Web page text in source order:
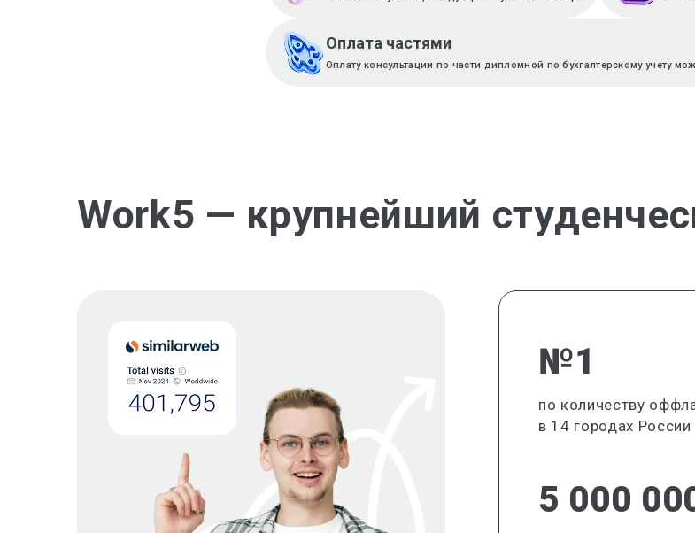
Оплата частями
Оплату консультации по части дипломной по бухгалтерскому учету
Work5 — крупнейший
№1
по количеству
в 14 городах России
5 000